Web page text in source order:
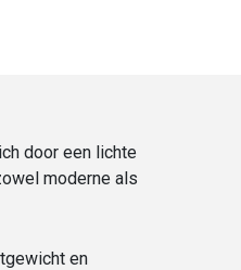
door een lichte
moderne als
en